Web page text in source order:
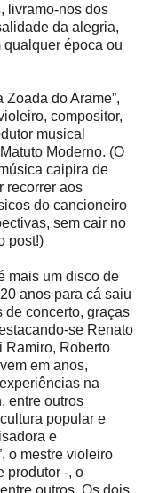
livramo-nos dos
da alegria,
época ou
Zoada do Arame”,
compositor,
musical
Moderno. (O
caipira de
recorrer aos
do cancioneiro
sem cair no
post!)
mais um disco de
anos para cá saiu
concerto, graças
se Renato
Ramiro, Roberto
em anos,
na
entre outros
popular e
e
o mestre violeiro
produtor -, o
outros. Os dois